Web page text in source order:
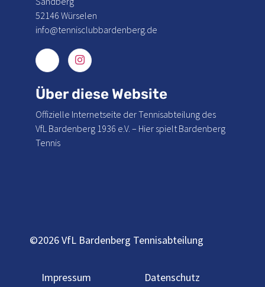
52146 Würselen
info@tennisclubbardenberg.de
Über diese Website
Offizielle Internetseite der Tennisabteilung des
VfL Bardenberg 1936 e.V. – Hier spielt Bardenberg
Tennis
©2026 VfL Bardenberg Tennisabteilung
Impressum Datenschutz